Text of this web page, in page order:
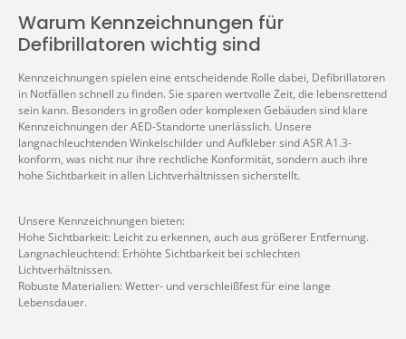
Warum Kennzeichnungen für
Defibrillatoren wichtig sind
Kennzeichnungen spielen eine entscheidende Rolle dabei, Defibrillatoren
in Notfällen schnell zu finden. Sie sparen wertvolle Zeit, die lebensrettend
sein kann. Besonders in großen oder komplexen Gebäuden sind klare
Kennzeichnungen der AED-Standorte unerlässlich. Unsere
langnachleuchtenden Winkelschilder und Aufkleber sind ASR A1.3-
konform, was nicht nur ihre rechtliche Konformität, sondern auch ihre
hohe Sichtbarkeit in allen Lichtverhältnissen sicherstellt.
Unsere Kennzeichnungen bieten:
Hohe Sichtbarkeit: Leicht zu erkennen, auch aus größerer Entfernung.
Langnachleuchtend: Erhöhte Sichtbarkeit bei schlechten
Lichtverhältnissen.
Robuste Materialien: Wetter- und verschleißfest für eine lange
Lebensdauer.